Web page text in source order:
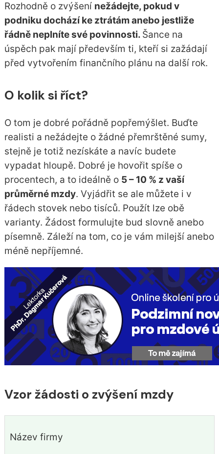
Rozhodně o zvýšení nežádejte, pokud v
podniku dochází ke ztrátám anebo jestliže
řádně neplníte své povinnosti. Šance na
úspěch pak mají především ti, kteří si zažádají
před vytvořením finančního plánu na další rok.
O kolik si říct?
O tom je dobré pořádně popřemýšlet. Buďte
realisti a nežádejte o žádné přemrštěné sumy,
stejně je totiž nezískáte a navíc budete
vypadat hloupě. Dobré je hovořit spíše o
procentech, a to ideálně o 5 – 10 % z vaší
průměrné mzdy. Vyjádřit se ale můžete i v
řádech stovek nebo tisíců. Použít lze obě
varianty. Žádost formulujte bud slovně anebo
písemně. Záleží na tom, co je vám milejší anebo
méně nepříjemné.
Vzor žádosti o zvýšení mzdy
Název firmy